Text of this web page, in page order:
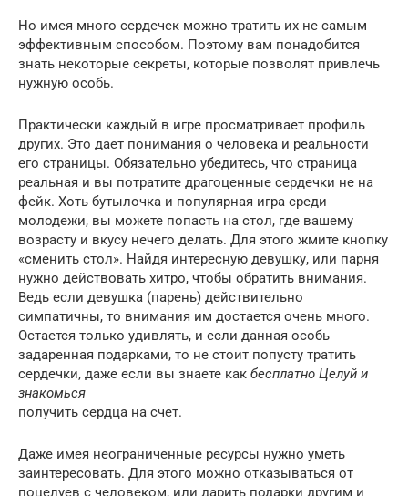
Но имея много сердечек можно тратить их не самым
эффективным способом. Поэтому вам понадобится
знать некоторые секреты, которые позволят привлечь
нужную особь.
Практически каждый в игре просматривает профиль
других. Это дает понимания о человека и реальности
его страницы. Обязательно убедитесь, что страница
реальная и вы потратите драгоценные сердечки не на
фейк. Хоть бутылочка и популярная игра среди
молодежи, вы можете попасть на стол, где вашему
возрасту и вкусу нечего делать. Для этого жмите кнопку
«сменить стол». Найдя интересную девушку, или парня
нужно действовать хитро, чтобы обратить внимания.
Ведь если девушка (парень) действительно
симпатичны, то внимания им достается очень много.
Остается только удивлять, и если данная особь
задаренная подарками, то не стоит попусту тратить
сердечки, даже если вы знаете как бесплатно Целуй и
знакомься
получить сердца на счет.
Даже имея неограниченные ресурсы нужно уметь
заинтересовать. Для этого можно отказываться от
поцелуев с человеком, или дарить подарки другим и